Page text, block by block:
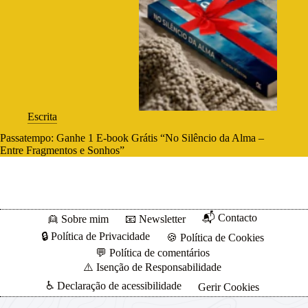
Escrita
Passatempo: Ganhe 1 E-book Grátis “No Silêncio da Alma –
Entre Fragmentos e Sonhos”
👱 Sobre mim 📧 Newsletter
📬 Contacto
🔒 Política de Privacidade
🍪 Política de Cookies
💬 Política de comentários
⚠️ Isenção de Responsabilidade
♿ Declaração de acessibilidade
Gerir Cookies